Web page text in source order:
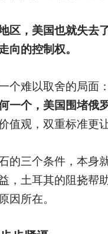
区，美国也就失去
向的控制权。
个难以取舍的局面：
一个，美国围堵俄
值观，双重标准更
的三个条件，本身
，土耳其的阻挠帮
因所在。